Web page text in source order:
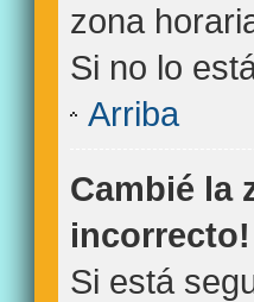
zona
Si no lo
Arriba
Cambié la
incorrecto!
Si está